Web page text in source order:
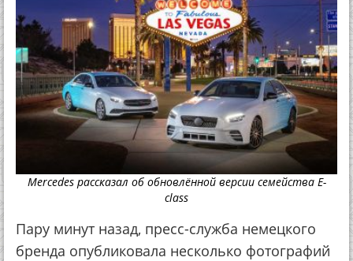
Mercedes рассказал об обновлённой версии семейства E-
class
Пару минут назад, пресс-служба немецкого
бренда опубликовала несколько фотографий